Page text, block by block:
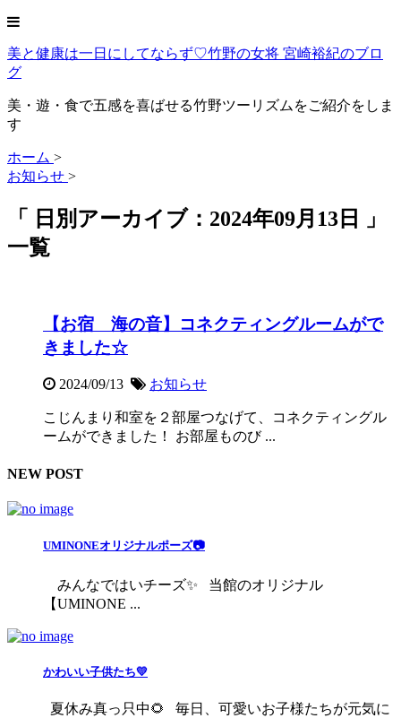
美と健康は一日にしてならず♡竹野の女将 宮崎裕紀のブロ
グ
美・遊・食で五感を喜ばせる竹野ツーリズムをご紹介をしま
す
ホーム >
お知らせ >
「 日別アーカイブ：2024年09月13日 」
一覧
【お宿 海の音】コネクティングルームがで
きました☆
2024/09/13 お知らせ
こじんまり和室を２部屋つなげて、コネクティングル
ームができました！ お部屋ものび ...
NEW POST
UMINONEオリジナルポーズ📷
みんなではいチーズ✨ 当館のオリジナル
【UMINONE ...
かわいい子供たち💛
夏休み真っ只中🌻 毎日、可愛いお子様たちが元気に